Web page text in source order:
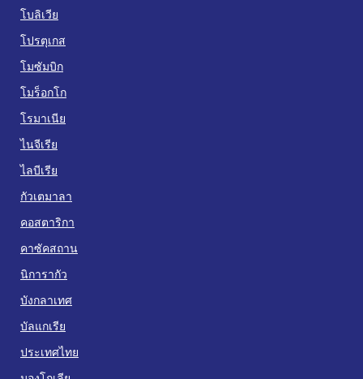
โบลิเวีย
โปรตุเกส
โมซัมบิก
โมร็อกโก
โรมาเนีย
ไนจีเรีย
ไลบีเรีย
กัวเตมาลา
คอสตาริกา
คาซัคสถาน
นิการากัว
บังกลาเทศ
บัลแกเรีย
ประเทศไทย